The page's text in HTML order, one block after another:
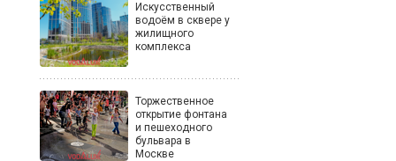
Искусственный
водоём в сквере у
жилищного
комплекса
Торжественное
открытие фонтана
и пешеходного
бульвара в
Москве